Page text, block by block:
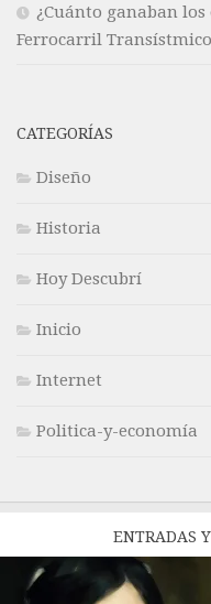
¿Cuánto ganaban
Ferrocarril Transístmico
CATEGORÍAS
Diseño
Historia
Hoy Descubrí
Inicio
Internet
Politica-y-economía
ENTRADAS